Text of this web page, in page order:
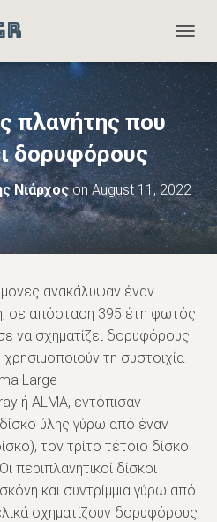
O
G
L
E
A
V
I
G
A
πλανήτης που
δορυφόρους
ΝιάρχοςonAugust 11, 2022
ανακάλυψαν έναν
σε απόσταση 395 έτη φωτός
να σχηματίζει δορυφόρους
τη συστοιχία
Large
ή ALMA, εντόπισαν
ύλης γύρω από έναν
τον τρίτο τέτοιο δίσκο
περιπλανητικοί δίσκοι
και συντρίμμια γύρω από
σχηματίζουν δορυφόρους